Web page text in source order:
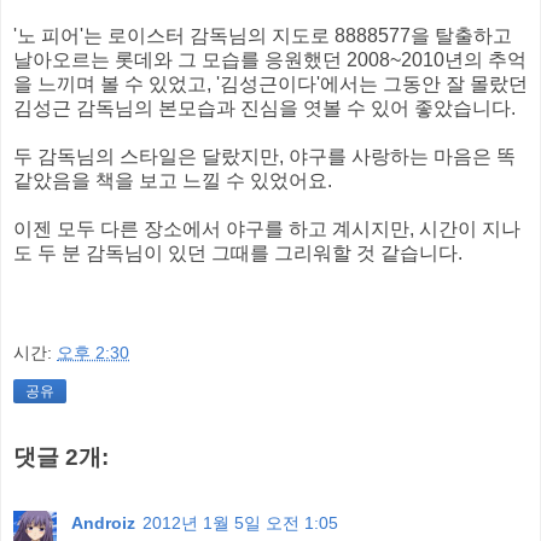
'노 피어'는 로이스터 감독님의 지도로 8888577을 탈출하고
날아오르는 롯데와 그 모습를 응원했던 2008~2010년의 추억
을 느끼며 볼 수 있었고, '김성근이다'에서는 그동안 잘 몰랐던
김성근 감독님의 본모습과 진심을 엿볼 수 있어 좋았습니다.
두 감독님의 스타일은 달랐지만, 야구를 사랑하는 마음은 똑
같았음을 책을 보고 느낄 수 있었어요.
이젠 모두 다른 장소에서 야구를 하고 계시지만, 시간이 지나
도 두 분 감독님이 있던 그때를 그리워할 것 같습니다.
시간: 오후 2:30
공유
댓글 2개:
Androiz 2012년 1월 5일 오전 1:05